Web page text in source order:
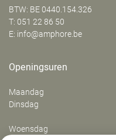
BTW: BE 0440.154.326
T: 051 22 86 50
E: info@amphore.be
Openingsuren
Maandag
Dinsdag
Woensdag